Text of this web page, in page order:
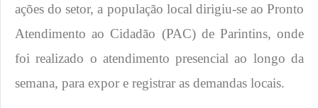
ações do setor, a população local dirigiu-se ao Pronto
Atendimento ao Cidadão (PAC) de Parintins, onde
foi realizado o atendimento presencial ao longo da
semana, para expor e registrar as demandas locais.